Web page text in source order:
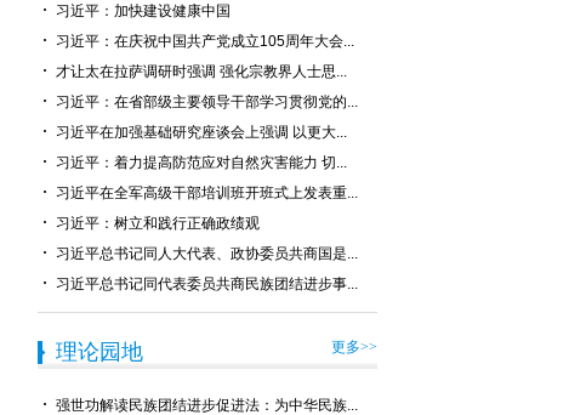
习近平：加快建设健康中国
习近平：在庆祝中国共产党成立105周年大会...
才让太在拉萨调研时强调 强化宗教界人士思...
习近平：在省部级主要领导干部学习贯彻党的...
习近平在加强基础研究座谈会上强调 以更大...
习近平：着力提高防范应对自然灾害能力 切...
习近平在全军高级干部培训班开班式上发表重...
习近平：树立和践行正确政绩观
习近平总书记同人大代表、政协委员共商国是...
习近平总书记同代表委员共商民族团结进步事...
理论园地 更多>>
强世功解读民族团结进步促进法：为中华民族...